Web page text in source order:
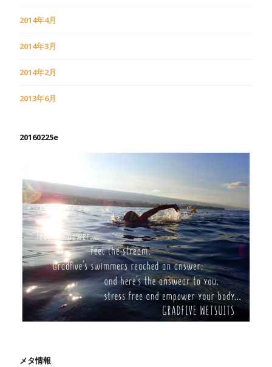
2014年4月
2014年3月
2014年2月
2013年6月
20160225e
メタ情報